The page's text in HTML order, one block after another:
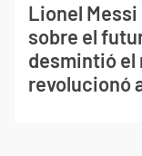
Lionel
sobre el
desmintió el
revolucionó